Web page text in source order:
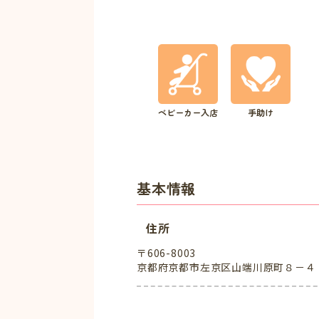
ベビーカー入店 手助け
基本情報
住所
〒606-8003
京都府京都市左京区山端川原町８－４